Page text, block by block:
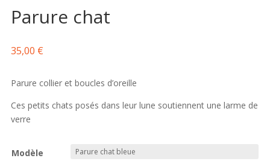
Parure chat
35,00 €
Parure collier et boucles d’oreille
Ces petits chats posés dans leur lune soutiennent une larme de
verre
Modèle